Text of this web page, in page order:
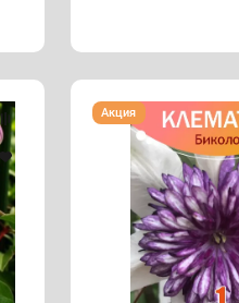
Клематис
Биколор
Акция